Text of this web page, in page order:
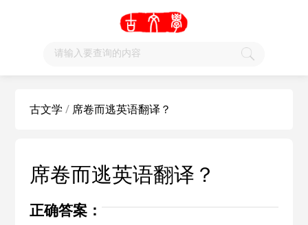
古文学 / 席卷而逃英语翻译？
席卷而逃英语翻译？
正确答案：